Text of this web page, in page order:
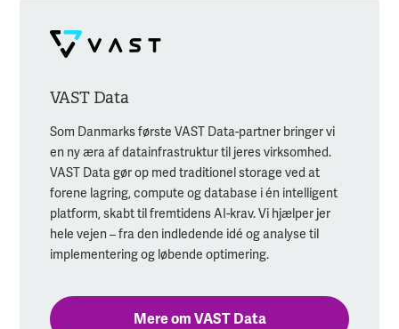
VAST Data
Som Danmarks første VAST Data-partner bringer vi
en ny æra af datainfrastruktur til jeres virksomhed.
VAST Data gør op med traditionel storage ved at
forene lagring, compute og database i én intelligent
platform, skabt til fremtidens AI-krav. Vi hjælper jer
hele vejen – fra den indledende idé og analyse til
implementering og løbende optimering.
Mere om VAST Data